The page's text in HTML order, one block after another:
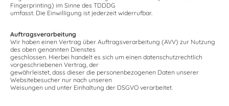
Fingerprinting) im Sinne des TDDDG
umfasst. Die Einwilligung ist jederzeit widerrufbar.
Auftragsverarbeitung
Wir haben einen Vertrag über Auftragsverarbeitung (AVV) zur Nutzung
des oben genannten Dienstes
geschlossen. Hierbei handelt es sich um einen datenschutzrechtlich
vorgeschriebenen Vertrag, der
gewährleistet, dass dieser die personenbezogenen Daten unserer
Websitebesucher nur nach unseren
Weisungen und unter Einhaltung der DSGVO verarbeitet.